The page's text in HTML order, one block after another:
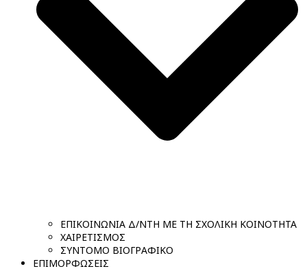
ΕΠΙΚΟΙΝΩΝΙΑ Δ/ΝΤΗ ΜΕ ΤΗ ΣΧΟΛΙΚΗ ΚΟΙΝΟΤΗΤΑ
ΧΑΙΡΕΤΙΣΜΟΣ
ΣΥΝΤΟΜΟ ΒΙΟΓΡΑΦΙΚΟ
ΕΠΙΜΟΡΦΩΣΕΙΣ